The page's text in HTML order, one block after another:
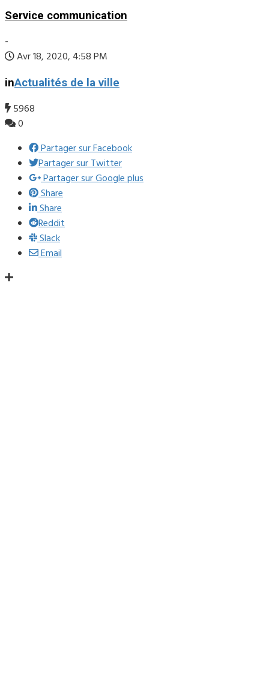
Service communication
-
Avr 18, 2020, 4:58 PM
inActualités de la ville
5968
0
Partager sur Facebook
Partager sur Twitter
Partager sur Google plus
Share
Share
Reddit
Slack
Email